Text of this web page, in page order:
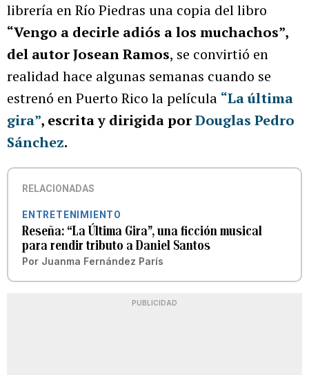
librería en Río Piedras una copia del libro
“Vengo a decirle adiós a los muchachos”,
del autor Josean Ramos, se convirtió en
realidad hace algunas semanas cuando se
estrenó en Puerto Rico la película “La última
gira”, escrita y dirigida porDouglas Pedro
Sánchez.
RELACIONADAS
ENTRETENIMIENTO
Reseña: “La Última Gira”, una ficción musical
para rendir tributo a Daniel Santos
Por Juanma Fernández París
PUBLICIDAD